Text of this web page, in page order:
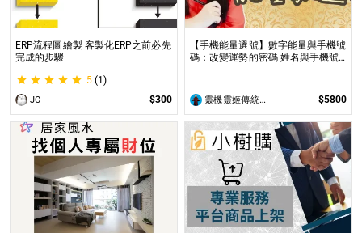
ERP流程圖繪製 客製化ERP之前必先
完成的步驟
5 (1)
JC $300
【手機能量選號】數字能量與手機號
碼：改變運勢的密碼 姓名與手機號
靈機靈姬傳統文化學院 $5800